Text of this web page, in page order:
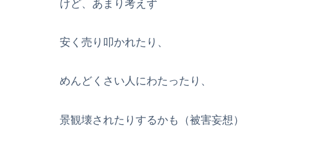
けど、あまり考えず
安く売り叩かれたり、
めんどくさい人にわたったり、
景観壊されたりするかも（被害妄想）